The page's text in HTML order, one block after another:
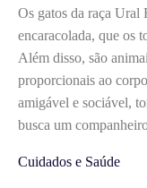
Os gatos da raça Ural
encaracolada, que os
Além disso, são
proporcionais ao
amigável e sociável,
busca um
Cuidados e Saúde